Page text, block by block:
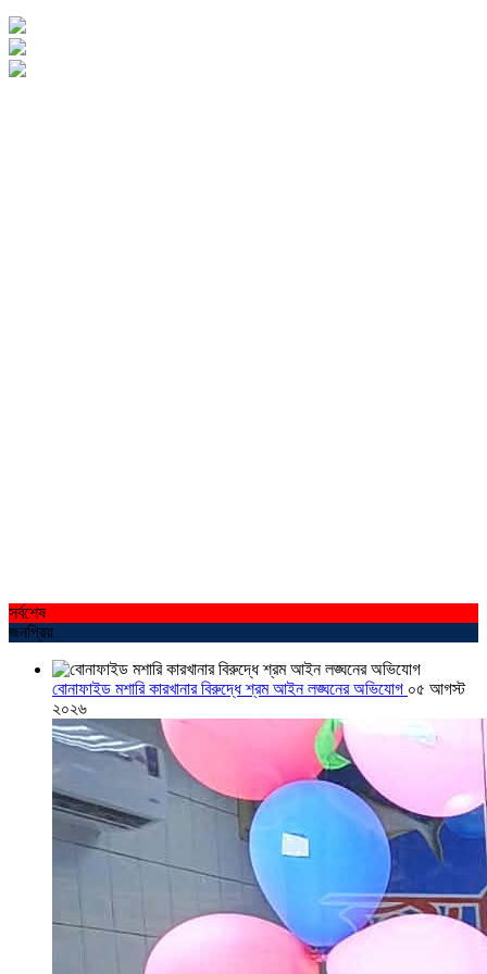
সর্বশেষ
জনপ্রিয়
বোনাফাইড মশারি কারখানার বিরুদ্ধে শ্রম আইন লঙ্ঘনের অভিযোগ ০৫ আগস্ট
২০২৬